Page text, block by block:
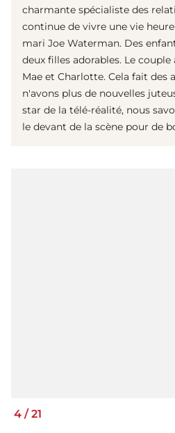
charmante spécialiste des
continue de vivre une vie
mari Joe Waterman. Des
deux filles adorables. Le couple
Mae et Charlotte. Cela fait des
n'avons plus de nouvelles
star de la télé-réalité, nous
le devant de la scène pour de
4 / 21